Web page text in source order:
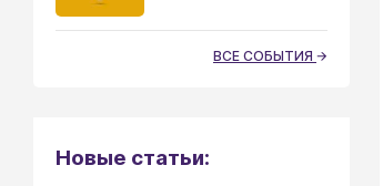
ВСЕ СОБЫТИЯ
Новые статьи: